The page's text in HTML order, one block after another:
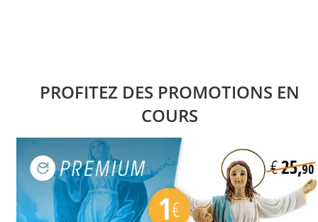
PROFITEZ DES PROMOTIONS EN
COURS